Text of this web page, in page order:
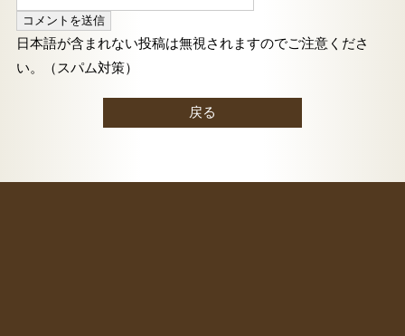
日本語が含まれない投稿は無視されますのでご注意くださ
い。（スパム対策）
戻る